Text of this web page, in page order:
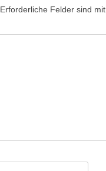
Erforderliche Felder sind mit